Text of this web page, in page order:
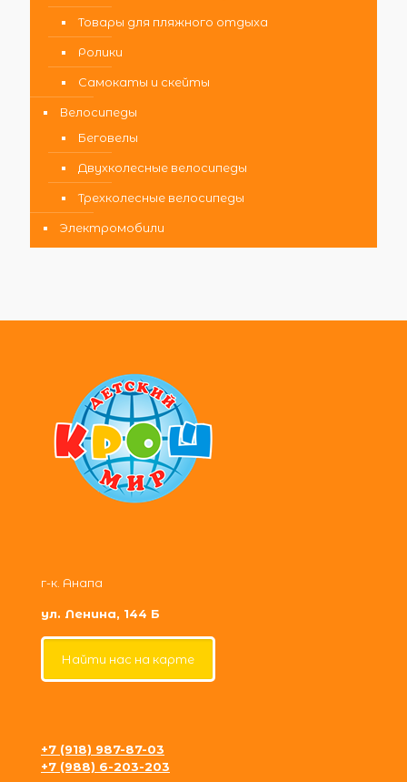
Товары для пляжного отдыха
Ролики
Самокаты и скейты
Велосипеды
Беговелы
Двухколесные велосипеды
Трехколесные велосипеды
Электромобили
г-к. Анапа
ул. Ленина, 144 Б
Найти нас на карте
+7 (918) 987-87-03
+7 (988) 6-203-203